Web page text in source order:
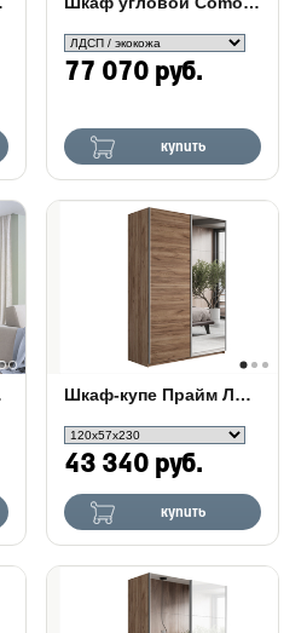
77 070 руб.
купить
Шкаф-купе Прайм Люкс 2-х дверный (ЛДСП, зеркало)
43 340 руб.
купить